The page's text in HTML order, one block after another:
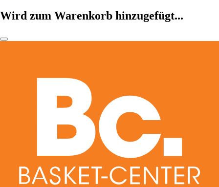
Wird zum Warenkorb hinzugefügt...